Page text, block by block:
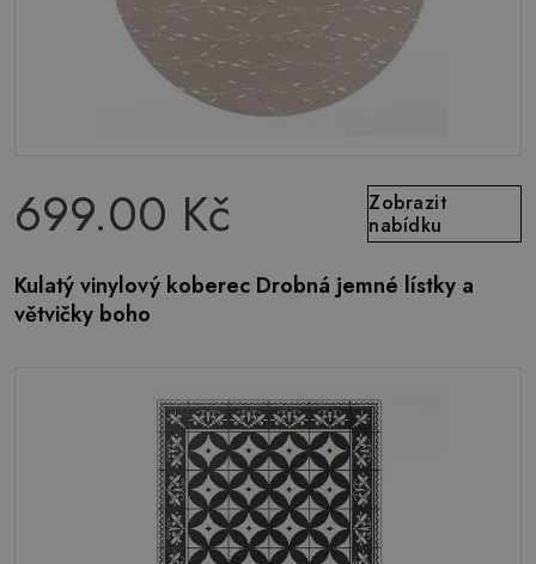
699.00 Kč
Zobrazit
nabídku
Kulatý vinylový koberec Drobná jemné lístky a
větvičky boho